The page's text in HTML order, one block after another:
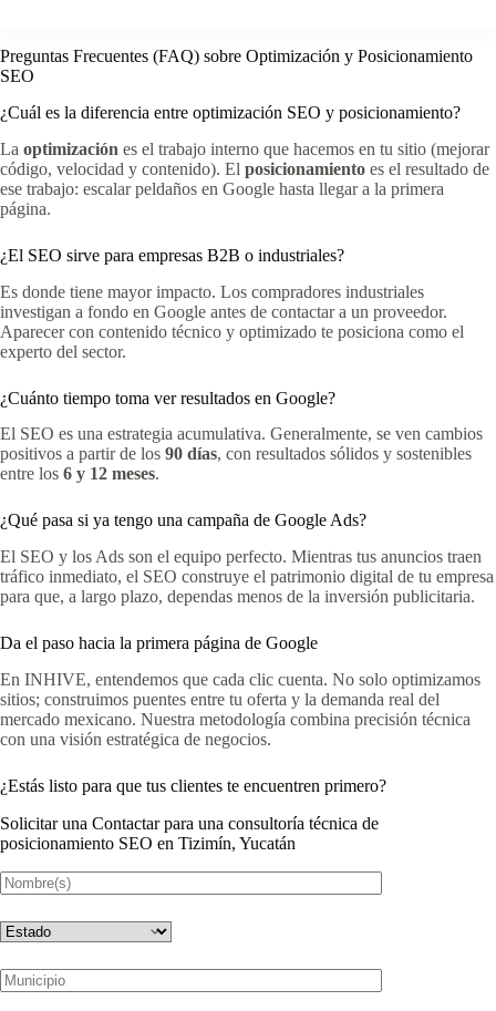
Preguntas Frecuentes (FAQ) sobre Optimización y Posicionamiento
SEO
¿Cuál es la diferencia entre optimización SEO y posicionamiento?
La optimización es el trabajo interno que hacemos en tu sitio (mejorar
código, velocidad y contenido). El posicionamiento es el resultado de
ese trabajo: escalar peldaños en Google hasta llegar a la primera
página.
¿El SEO sirve para empresas B2B o industriales?
Es donde tiene mayor impacto. Los compradores industriales
investigan a fondo en Google antes de contactar a un proveedor.
Aparecer con contenido técnico y optimizado te posiciona como el
experto del sector.
¿Cuánto tiempo toma ver resultados en Google?
El SEO es una estrategia acumulativa. Generalmente, se ven cambios
positivos a partir de los 90 días, con resultados sólidos y sostenibles
entre los 6 y 12 meses.
¿Qué pasa si ya tengo una campaña de Google Ads?
El SEO y los Ads son el equipo perfecto. Mientras tus anuncios traen
tráfico inmediato, el SEO construye el patrimonio digital de tu empresa
para que, a largo plazo, dependas menos de la inversión publicitaria.
Da el paso hacia la primera página de Google
En INHIVE, entendemos que cada clic cuenta. No solo optimizamos
sitios; construimos puentes entre tu oferta y la demanda real del
mercado mexicano. Nuestra metodología combina precisión técnica
con una visión estratégica de negocios.
¿Estás listo para que tus clientes te encuentren primero?
Solicitar una Contactar para una consultoría técnica de
posicionamiento SEO en Tizimín, Yucatán